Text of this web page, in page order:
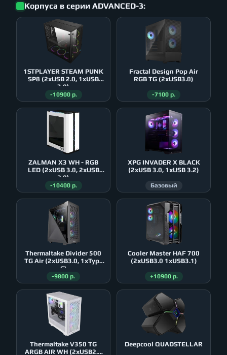
Корпуса в серии ADVANCED-3:
1STPLAYER STEAM PUNK
SP8 (2xUSB 2.0, 1xUSB
3.0)
-10900 р.
Fractal Design Pop Air
RGB TG (2xUSB3.0)
-7100 р.
ZALMAN X3 WH - RGB
LED (2xUSB 3.0, 2xUSB
2.0)
-10400 р.
XPG INVADER X BLACK
(2xUSB 3.0, 1xUSB 3.2)
Базовый
Thermaltake Divider 500
TG Air (2xUSB3.0, 1xType
C)
-9800 р.
Cooler Master HAF 700
(2xUSB3.0 1xUSB3.1)
+10900 р.
Thermaltake V350 TG
ARGB AIR WH (2xUSB2.0
Deepcool QUADSTELLAR